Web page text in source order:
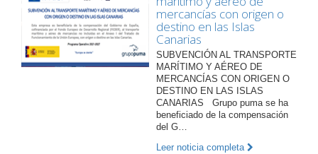
mercancías con origen o
destino en las Islas
Canarias
SUBVENCIÓN AL TRANSPORTE
MARÍTIMO Y AÉREO DE
MERCANCÍAS CON ORIGEN O
DESTINO EN LAS ISLAS
CANARIAS Grupo puma se ha
beneficiado de la compensación
del G…
Leer noticia completa